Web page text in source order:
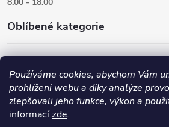
Používáme cookies, abychom Vám
prohlížení webu a díky analýze
zlepšovali jeho funkce, výkon a
informacízde.
Oblíbené kategorie